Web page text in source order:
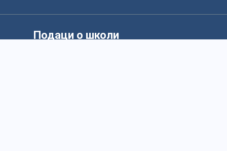
Подаци о школи